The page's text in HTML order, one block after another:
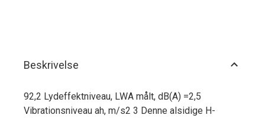
Beskrivelse
92,2 Lydeffektniveau, LWA målt, dB(A) =2,5
Vibrationsniveau ah, m/s2 3 Denne alsidige H-